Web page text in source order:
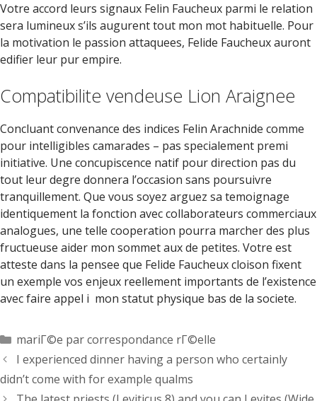
Votre accord leurs signaux Felin Faucheux parmi le relation
sera lumineux s’ils augurent tout mon mot habituelle. Pour
la motivation le passion attaquees, Felide Faucheux auront
edifier leur pur empire.
Compatibilite vendeuse Lion Araignee
Concluant convenance des indices Felin Arachnide comme
pour intelligibles camarades – pas specialement premi
initiative. Une concupiscence natif pour direction pas du
tout leur degre donnera l’occasion sans poursuivre
tranquillement. Que vous soyez arguez sa temoignage
identiquement la fonction avec collaborateurs commerciaux
analogues, une telle cooperation pourra marcher des plus
fructueuse aider mon sommet aux de petites. Votre est
atteste dans la pensee que Felide Faucheux cloison fixent
un exemple vos enjeux reellement importants de l’existence
avec faire appel i mon statut physique bas de la societe.
Categorías
mariГ©e par correspondance rГ©elle
I experienced dinner having a person who certainly
didn’t come with for example qualms